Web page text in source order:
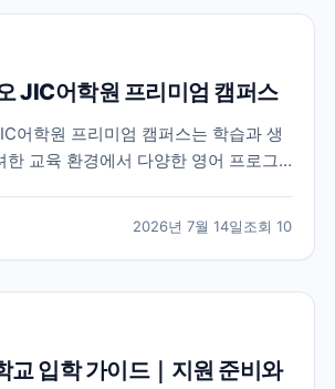
JIC어학원 프리미엄 캠퍼스
어학원 프리미엄 캠퍼스는 학습과 생
한 교육 환경에서 다양한 영어 프로그
2026년 7월 14일조회 10
교 입학 가이드｜지원 준비와